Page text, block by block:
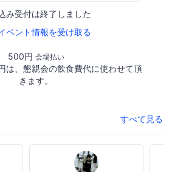
み受付は終了しました
ベント情報を受け取る
500円 会場払い
は、懇親会の飲食費代に使わせて頂
きます。
すべて見る